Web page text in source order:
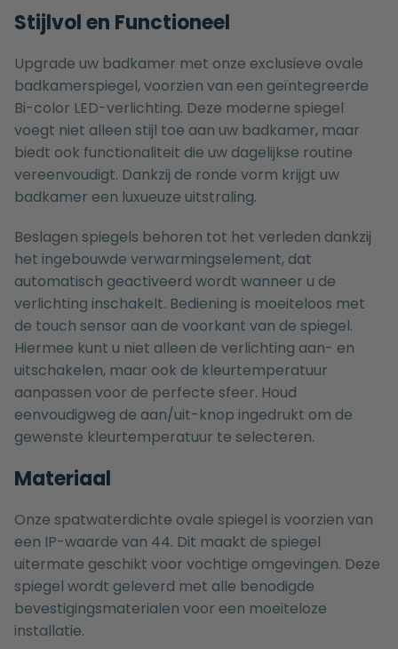
Stijlvol en Functioneel
Upgrade uw badkamer met onze exclusieve ovale
badkamerspiegel, voorzien van een geïntegreerde
Bi-color LED-verlichting. Deze moderne spiegel
voegt niet alleen stijl toe aan uw badkamer, maar
biedt ook functionaliteit die uw dagelijkse routine
vereenvoudigt. Dankzij de ronde vorm krijgt uw
badkamer een luxueuze uitstraling.
Beslagen spiegels behoren tot het verleden dankzij
het ingebouwde verwarmingselement, dat
automatisch geactiveerd wordt wanneer u de
verlichting inschakelt. Bediening is moeiteloos met
de touch sensor aan de voorkant van de spiegel.
Hiermee kunt u niet alleen de verlichting aan- en
uitschakelen, maar ook de kleurtemperatuur
aanpassen voor de perfecte sfeer. Houd
eenvoudigweg de aan/uit-knop ingedrukt om de
gewenste kleurtemperatuur te selecteren.
Materiaal
Onze spatwaterdichte ovale spiegel is voorzien van
een IP-waarde van 44. Dit maakt de spiegel
uitermate geschikt voor vochtige omgevingen. Deze
spiegel wordt geleverd met alle benodigde
bevestigingsmaterialen voor een moeiteloze
installatie.